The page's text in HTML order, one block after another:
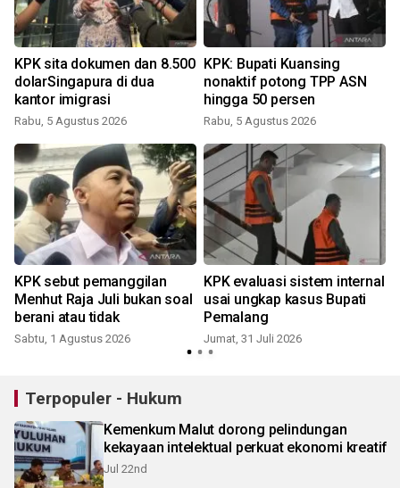
KPK sita dokumen dan 8.500
dolarSingapura di dua
kantor imigrasi
Rabu, 5 Agustus 2026
KPK: Bupati Kuansing
nonaktif potong TPP ASN
hingga 50 persen
Rabu, 5 Agustus 2026
KPK sebut pemanggilan
Menhut Raja Juli bukan soal
berani atau tidak
Sabtu, 1 Agustus 2026
KPK evaluasi sistem internal
usai ungkap kasus Bupati
Pemalang
Jumat, 31 Juli 2026
Terpopuler - Hukum
Kemenkum Malut dorong pelindungan
kekayaan intelektual perkuat ekonomi kreatif
Jul 22nd